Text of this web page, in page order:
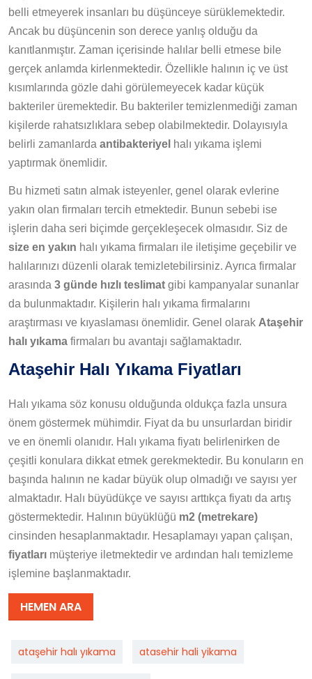
belli etmeyerek insanları bu düşünceye sürüklemektedir.
Ancak bu düşüncenin son derece yanlış olduğu da
kanıtlanmıştır. Zaman içerisinde halılar belli etmese bile
gerçek anlamda kirlenmektedir. Özellikle halının iç ve üst
kısımlarında gözle dahi görülemeyecek kadar küçük
bakteriler üremektedir. Bu bakteriler temizlenmediği zaman
kişilerde rahatsızlıklara sebep olabilmektedir. Dolayısıyla
belirli zamanlarda antibakteriyel halı yıkama işlemi
yaptırmak önemlidir.
Bu hizmeti satın almak isteyenler, genel olarak evlerine
yakın olan firmaları tercih etmektedir. Bunun sebebi ise
işlerin daha seri biçimde gerçekleşecek olmasıdır. Siz de
size en yakın halı yıkama firmaları ile iletişime geçebilir ve
halılarınızı düzenli olarak temizletebilirsiniz. Ayrıca firmalar
arasında 3 günde hızlı teslimat gibi kampanyalar sunanlar
da bulunmaktadır. Kişilerin halı yıkama firmalarını
araştırması ve kıyaslaması önemlidir. Genel olarak Ataşehir
halı yıkama firmaları bu avantajı sağlamaktadır.
Ataşehir Halı Yıkama Fiyatları
Halı yıkama söz konusu olduğunda oldukça fazla unsura
önem göstermek mühimdir. Fiyat da bu unsurlardan biridir
ve en önemli olanıdır. Halı yıkama fiyatı belirlenirken de
çeşitli konulara dikkat etmek gerekmektedir. Bu konuların en
başında halının ne kadar büyük olup olmadığı ve sayısı yer
almaktadır. Halı büyüdükçe ve sayısı arttıkça fiyatı da artış
göstermektedir. Halının büyüklüğü m2 (metrekare)
cinsinden hesaplanmaktadır. Hesaplamayı yapan çalışan,
fiyatları müşteriye iletmektedir ve ardından halı temizleme
işlemine başlanmaktadır.
HEMEN ARA
ataşehir halı yıkama atasehir hali yikama